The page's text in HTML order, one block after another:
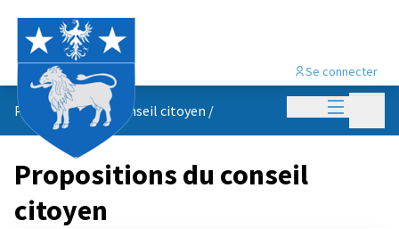
Menu
Se connecter
Propositions du conseil citoyen /
Propositions du conseil
citoyen